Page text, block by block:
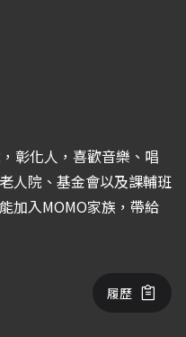
彰化人，喜歡音樂、唱
人院、基金會以及課輔班
加入MOMO家族，帶給
履歷